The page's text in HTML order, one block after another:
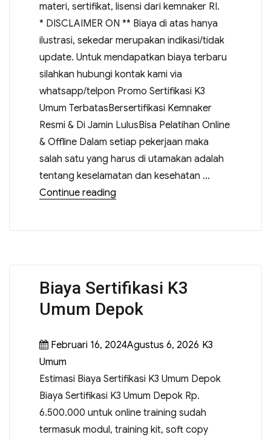
materi, sertifikat, lisensi dari kemnaker RI.
* DISCLAIMER ON ** Biaya di atas hanya
ilustrasi, sekedar merupakan indikasi/tidak
update. Untuk mendapatkan biaya terbaru
silahkan hubungi kontak kami via
whatsapp/telpon Promo Sertifikasi K3
Umum TerbatasBersertifikasi Kemnaker
Resmi & Di Jamin LulusBisa Pelatihan Online
& Offline Dalam setiap pekerjaan maka
salah satu yang harus di utamakan adalah
tentang keselamatan dan kesehatan …
Continue reading
Biaya Sertifikasi K3
Umum Depok
Februari 16, 2024Agustus 6, 2026 K3
Umum
Estimasi Biaya Sertifikasi K3 Umum Depok
Biaya Sertifikasi K3 Umum Depok Rp.
6.500.000 untuk online training sudah
termasuk modul, training kit, soft copy